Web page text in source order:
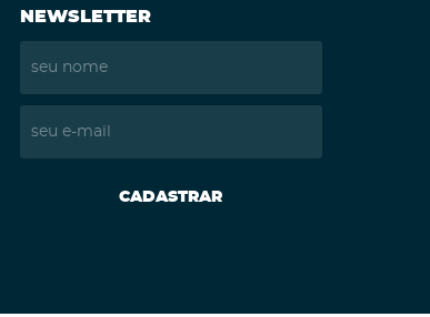
NEWSLETTER
CADASTRAR